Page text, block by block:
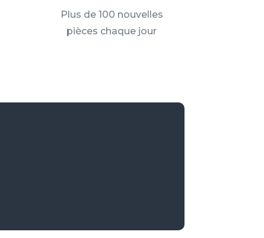
Plus de 100 nouvelles
pièces chaque jour